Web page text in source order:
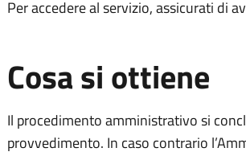
Per accedere al servizio, assicurati di
Cosa si ottiene
Il procedimento amministrativo si
provvedimento. In caso contrario